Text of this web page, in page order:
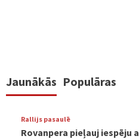
Jaunākās Populāras
Rallijs pasaulē
Rovanpera pieļauj iespēju